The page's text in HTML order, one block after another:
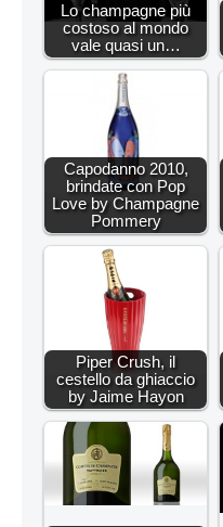
Lo champagne più
costoso al mondo
vale quasi un…
Capodanno 2010,
brindate con Pop
Love by Champagne
Pommery
Piper Crush, il
cestello da ghiaccio
by Jaime Hayon